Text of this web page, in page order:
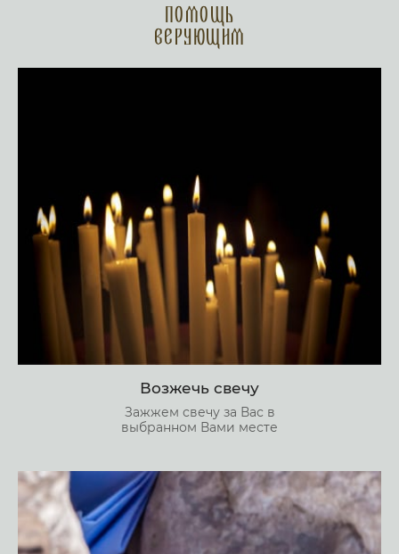
Помощь
верующим
Возжечь свечу
Зажжем свечу за Вас в
выбранном Вами месте